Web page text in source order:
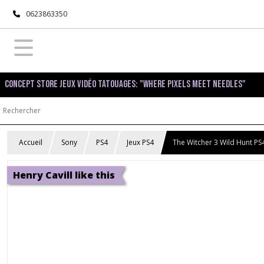
0623863350
Concept Store Jeux Vidéo Tatouages: "Where pixels meet needles"
Accueil Sony PS4 Jeux PS4 The Witcher 3 Wild Hunt
Henry Cavill like this